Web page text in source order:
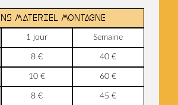
MATERIEL MONTAGNE
1 jour Semaine
8 € 40 €
10 € 60 €
8 € 45 €